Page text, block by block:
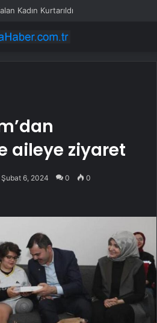
Kadın Kurtarıldı
aileye ziyaret
Şubat 6, 2024 0 0